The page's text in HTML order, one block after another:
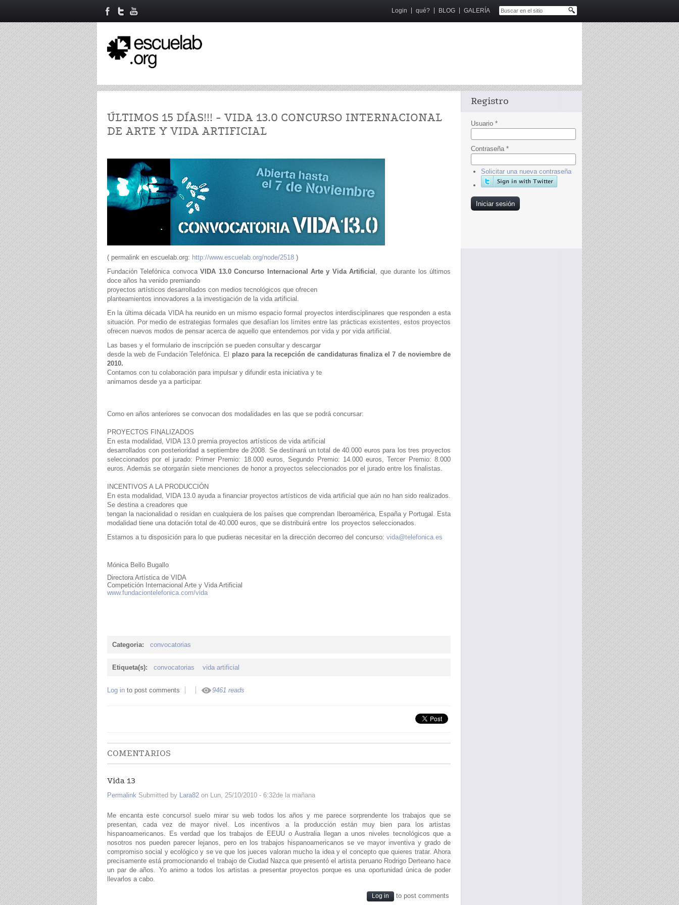
Login qué? BLOG GALERÍA
ÚLTIMOS 15 DÍAS!!! - VIDA 13.0 CONCURSO INTERNACIONAL
DE ARTE Y VIDA ARTIFICIAL
( permalink en escuelab.org: http://www.escuelab.org/node/2518 )
Fundación Telefónica convocaVIDA 13.0 Concurso Internacional Arte y Vida Artificial , que durante los últimos
doce años ha venido premiando
proyectos artísticos desarrollados con medios tecnológicos que ofrecen
planteamientos innovadores a la investigación de la vida artificial.
En la última década VIDA ha reunido en un mismo espacio formal proyectos interdisciplinares que responden a esta
situación. Por medio de estrategias formales que desafían los límites entre las prácticas existentes, estos proyectos
ofrecen nuevos modos de pensar acerca de aquello que entendemos por vida y por vida artificial.
Las bases y el formulario de inscripción se pueden consultar y descargar
desde la web de Fundación Telefónica. El plazo para la recepción de candidaturas finaliza el 7 de noviembre de
2010.
Contamos con tu colaboración para impulsar y difundir esta iniciativa y te
animamos desde ya a participar.
Como en años anteriores se convocan dos modalidades en las que se podrá concursar:
PROYECTOS FINALIZADOS
En esta modalidad, VIDA 13.0 premia proyectos artísticos de vida artificial
desarrollados con posterioridad a septiembre de 2008. Se destinará un total de 40.000 euros para los tres proyectos
seleccionados por el jurado: Primer Premio: 18.000 euros, Segundo Premio: 14.000 euros, Tercer Premio: 8.000
euros. Además se otorgarán siete menciones de honor a proyectos seleccionados por el jurado entre los finalistas.
INCENTIVOS A LA PRODUCCIÓN
En esta modalidad, VIDA 13.0 ayuda a financiar proyectos artísticos de vida artificial que aún no han sido realizados.
Se destina a creadores que
tengan la nacionalidad o residan en cualquiera de los países que comprendan Iberoamérica, España y Portugal. Esta
modalidad tiene una dotación total de 40.000 euros, que se distribuirá entre los proyectos seleccionados.
Estamos a tu disposición para lo que pudieras necesitar en la dirección decorreo del concurso: vida@telefonica.es
Mónica Bello Bugallo
Directora Artística de VIDA
Competición Internacional Arte y Vida Artificial
www.fundaciontelefonica.com/vida
Categoria: convocatorias
Etiqueta(s): convocatorias vida artificial
Log in to post comments 9461 reads
COMENTARIOS
Vida 13
Permalink Submitted by Lara82 on Lun, 25/10/2010 - 6:32de la mañana
Me encanta este concurso! suelo mirar su web todos los años y me parece sorprendente los trabajos que se
presentan, cada vez de mayor nivel. Los incentivos a la producción están muy bien para los artistas
hispanoamericanos. Es verdad que los trabajos de EEUU o Australia llegan a unos niveles tecnológicos que a
nosotros nos pueden parecer lejanos, pero en los trabajos hispanoamericanos se ve mayor inventiva y grado de
compromiso social y ecológico y se ve que los jueces valoran mucho la idea y el concepto que quieres tratar. Ahora
precisamente está promocionando el trabajo de Ciudad Nazca que presentó el artista peruano Rodrigo Derteano hace
un par de años. Yo animo a todos los artistas a presentar proyectos porque es una oportunidad única de poder
llevarlos a cabo.
Log in to post comments
Registro
Usuario *
Contraseña *
Solicitar una nueva contraseña